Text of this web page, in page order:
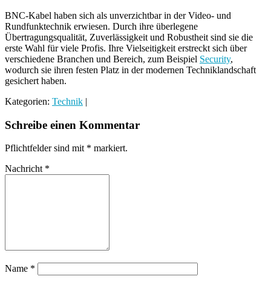
BNC-Kabel haben sich als unverzichtbar in der Video- und
Rundfunktechnik erwiesen. Durch ihre überlegene
Übertragungsqualität, Zuverlässigkeit und Robustheit sind sie die
erste Wahl für viele Profis. Ihre Vielseitigkeit erstreckt sich über
verschiedene Branchen und Bereich, zum Beispiel Security,
wodurch sie ihren festen Platz in der modernen Techniklandschaft
gesichert haben.
Kategorien: Technik |
Schreibe einen Kommentar
Pflichtfelder sind mit * markiert.
Nachricht *
Name *